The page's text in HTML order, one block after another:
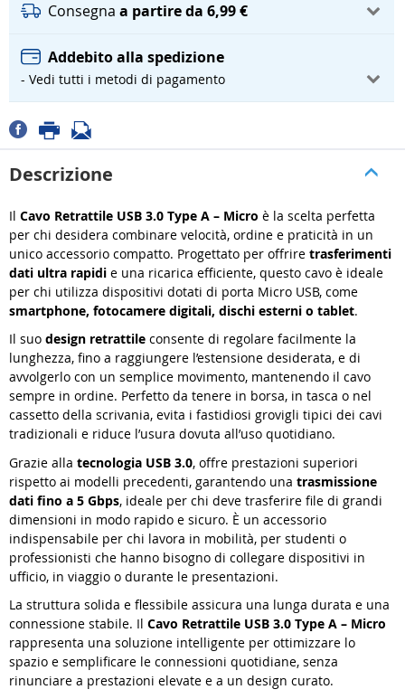
Consegna a partire da 6,99 €
Addebito alla spedizione
- Vedi tutti i metodi di pagamento
Descrizione
Il Cavo Retrattile USB 3.0 Type A – Micro è la scelta perfetta
per chi desidera combinare velocità, ordine e praticità in un
unico accessorio compatto. Progettato per offrire trasferimenti
dati ultra rapidi e una ricarica efficiente, questo cavo è ideale
per chi utilizza dispositivi dotati di porta Micro USB, come
smartphone, fotocamere digitali, dischi esterni o tablet.
Il suo design retrattile consente di regolare facilmente la
lunghezza, fino a raggiungere l’estensione desiderata, e di
avvolgerlo con un semplice movimento, mantenendo il cavo
sempre in ordine. Perfetto da tenere in borsa, in tasca o nel
cassetto della scrivania, evita i fastidiosi grovigli tipici dei cavi
tradizionali e riduce l’usura dovuta all’uso quotidiano.
Grazie alla tecnologia USB 3.0, offre prestazioni superiori
rispetto ai modelli precedenti, garantendo una trasmissione
dati fino a 5 Gbps, ideale per chi deve trasferire file di grandi
dimensioni in modo rapido e sicuro. È un accessorio
indispensabile per chi lavora in mobilità, per studenti o
professionisti che hanno bisogno di collegare dispositivi in
ufficio, in viaggio o durante le presentazioni.
La struttura solida e flessibile assicura una lunga durata e una
connessione stabile. Il Cavo Retrattile USB 3.0 Type A – Micro
rappresenta una soluzione intelligente per ottimizzare lo
spazio e semplificare le connessioni quotidiane, senza
rinunciare a prestazioni elevate e a un design curato.